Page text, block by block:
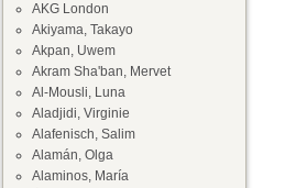
AKG London
Akiyama, Takayo
Akpan, Uwem
Akram Sha'ban, Mervet
Al-Mousli, Luna
Aladjidi, Virginie
Alafenisch, Salim
Alamán, Olga
Alaminos, María